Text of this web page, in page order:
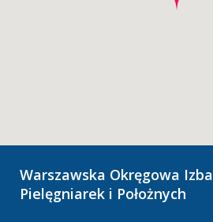
Warszawska Okręgowa Izba
Pielęgniarek i Położnych